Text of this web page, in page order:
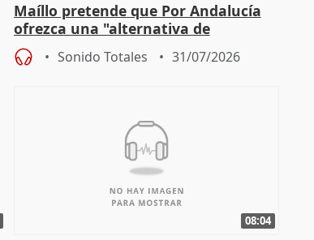
Maíllo pretende que Por Andalucía
ofrezca una "alternativa de
gobierno" con su labor de oposición
Sonido Totales 31/07/2026
08:04